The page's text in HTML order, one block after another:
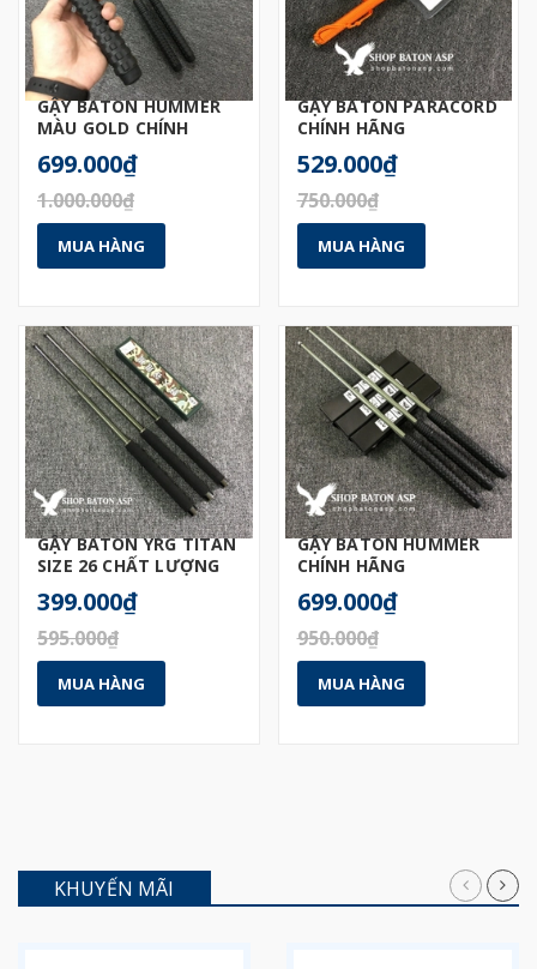
GẬY BATON HUMMER
MÀU GOLD CHÍNH
699.000₫
1.000.000₫
MUA HÀNG
GẬY BATON YRG TITAN
SIZE 26 CHẤT LƯỢNG
399.000₫
595.000₫
MUA HÀNG
GẬY BATON PARACORD
CHÍNH HÃNG
529.000₫
750.000₫
MUA HÀNG
GẬY BATON HUMMER
CHÍNH HÃNG
699.000₫
950.000₫
MUA HÀNG
KHUYẾN MÃI